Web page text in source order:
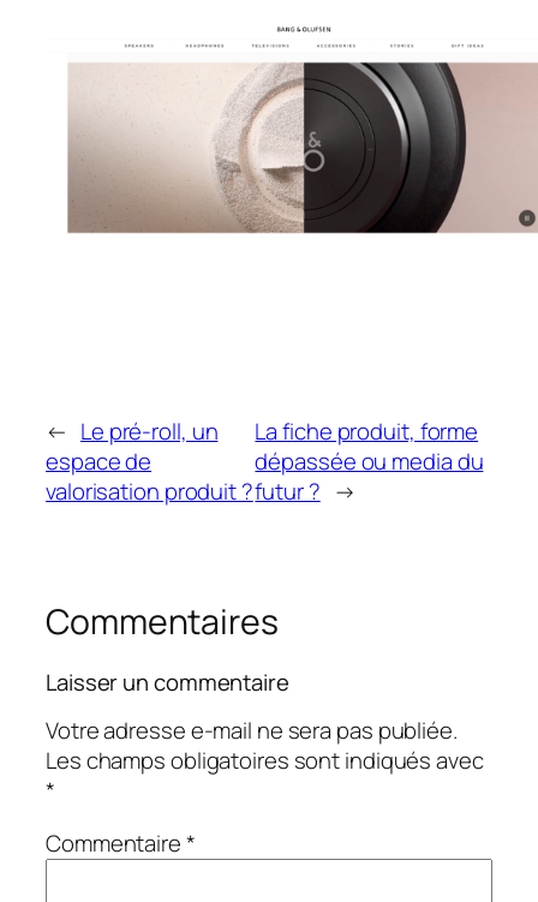
← Le pré-roll, un
espace de
valorisation produit ?
La fiche produit, forme
dépassée ou media du
futur ? →
Commentaires
Laisser un commentaire
Votre adresse e-mail ne sera pas publiée.
Les champs obligatoires sont indiqués avec
*
Commentaire*